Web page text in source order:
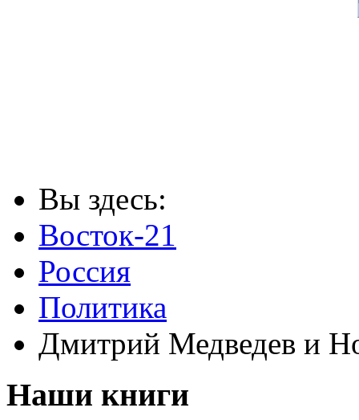
Вы здесь:
Восток-21
Россия
Политика
Дмитрий Медведев и
Наши книги